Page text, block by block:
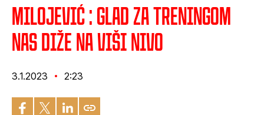
Milojević : Glad za treningom
nas diže na viši nivo
3.1.2023 2:23